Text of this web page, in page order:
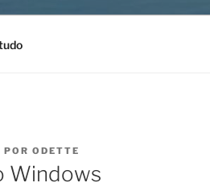
POR ODETTE
Windows